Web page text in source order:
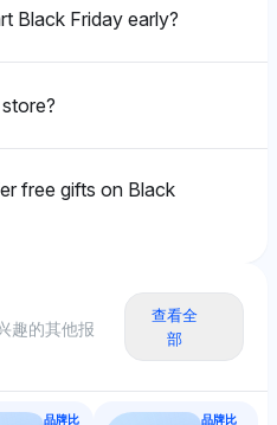
它将这些品牌视为提供针对
间，具体取决于行业。
会有更好的交易。其情感
的可见性强，表明其在黑
承认塔吉特和沃尔玛（各
（2%），以及亚
略微偏爱网络星期一，提
出零售和数字交易来源的混
Black Friday early?
free gifts on Black
趣的其他报
查看全
部
品牌比 品牌比